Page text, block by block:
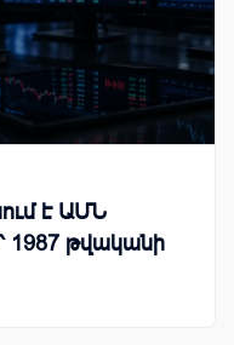
է ԱՄՆ
1987 թվականի